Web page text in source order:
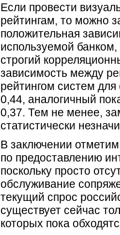
Если провести
рейтингам, то можно
положительная
используемой
строгий
зависимость между
рейтингом систем
0,44, аналогичный
0,37. Тем не менее,
статистически
В заключении
по предоставлению
поскольку просто
обслуживание
текущий спрос
существует сейчас
которых пока